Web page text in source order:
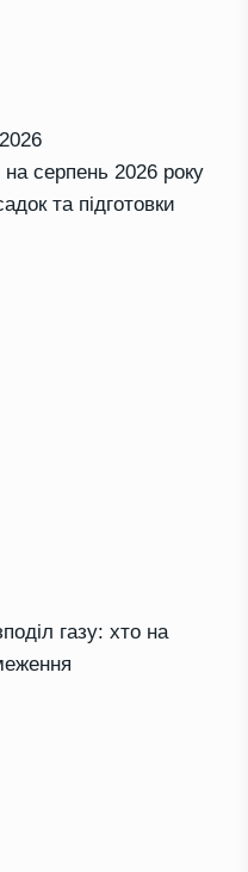
серпень 2026 року
та підготовки
газу: хто на